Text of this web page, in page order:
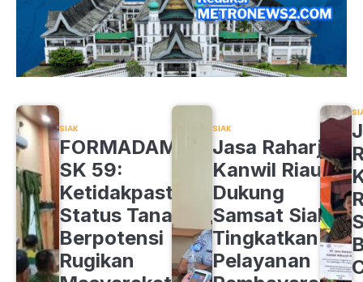
SIAK
FORMADAM
SK 59:
Ketidakpastian
Status Tanah
Berpotensi
Rugikan
SIAK
Jasa Raharja
Kanwil Riau
Dukung
Samsat Siak
Tingkatkan
Pelayanan